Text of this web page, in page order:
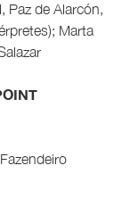
Paz de Alarcón,
Marta